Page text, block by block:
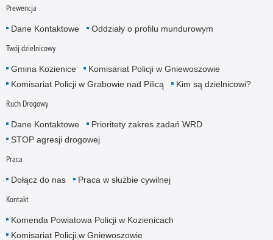
Prewencja
Dane Kontaktowe Oddziały o profilu mundurowym
Twój dzielnicowy
Gmina Kozienice
Komisariat Policji w Gniewoszowie
Komisariat Policji w Grabowie nad Pilicą
Kim są dzielnicowi?
Ruch Drogowy
Dane Kontaktowe
Prioritety zakres zadań WRD
STOP agresji drogowej
Praca
Dołącz do nas Praca w służbie cywilnej
Kontakt
Komenda Powiatowa Policji w Kozienicach
Komisariat Policji w Gniewoszowie